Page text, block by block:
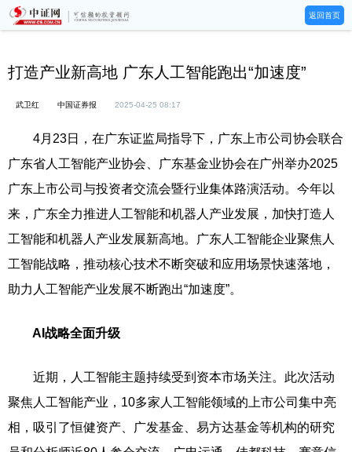
返回首页
打造产业新高地 广东人工智能跑出“加速度”
武卫红 中国证券报 2025-04-25 08:17
4月23日，在广东证监局指导下，广东上市公司协会联合
广东省人工智能产业协会、广东基金业协会在广州举办2025
广东上市公司与投资者交流会暨行业集体路演活动。今年以
来，广东全力推进人工智能和机器人产业发展，加快打造人
工智能和机器人产业发展新高地。广东人工智能企业聚焦人
工智能战略，推动核心技术不断突破和应用场景快速落地，
助力人工智能产业发展不断跑出“加速度”。
AI战略全面升级
近期，人工智能主题持续受到资本市场关注。此次活动
聚焦人工智能产业，10多家人工智能领域的上市公司集中亮
相，吸引了恒健资产、广发基金、易方达基金等机构的研究